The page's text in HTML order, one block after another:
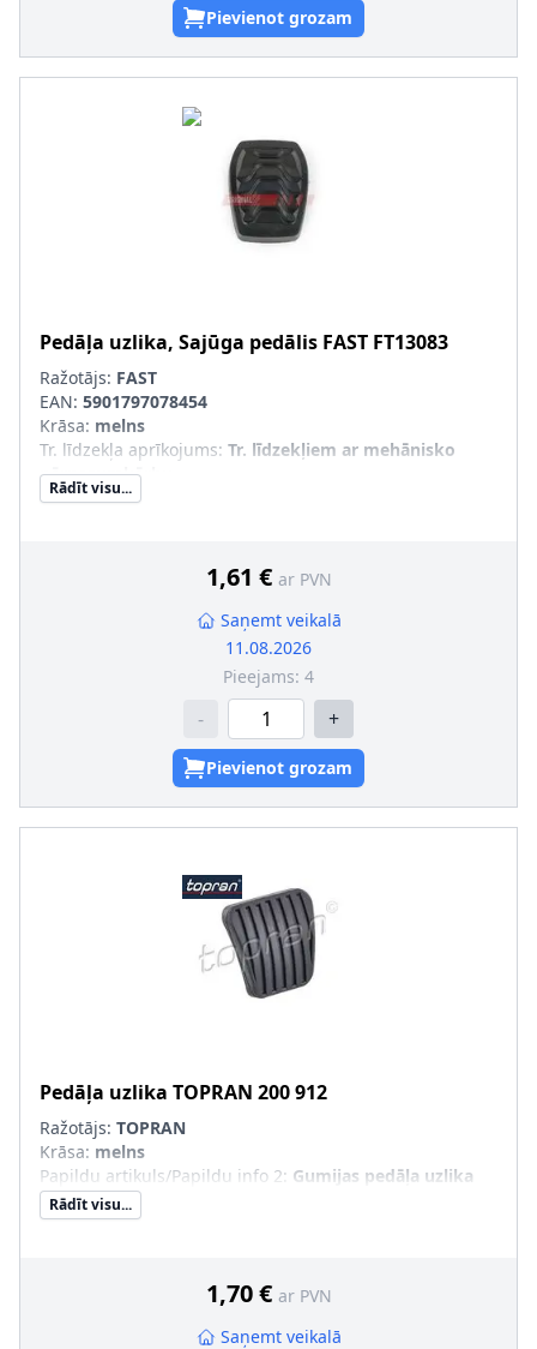
Pievienot grozam
Pedāļa uzlika, Sajūga pedālis FAST FT13083
Ražotājs: FAST
EAN: 5901797078454
Krāsa: melns
Tr. līdzekļa aprīkojums: Tr. līdzekļiem ar mehānisko
pārnesumkārbu
Papildu artikuls/Papildu info 2
Rādīt visu...
1,61 € ar PVN
Saņemt veikalā
11.08.2026
Pieejams: 4
- +
Pievienot grozam
Pedāļa uzlika TOPRAN 200 912
Ražotājs: TOPRAN
Krāsa: melns
Papildu artikuls/Papildu info 2: Gumijas pedāļa uzlika
Rādīt visu...
1,70 € ar PVN
Saņemt veikalā